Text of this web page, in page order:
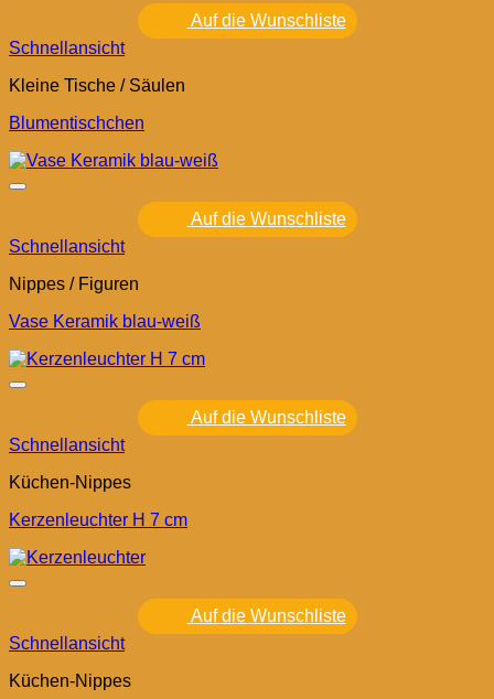
Auf die Wunschliste
Schnellansicht
Kleine Tische / Säulen
Blumentischchen
Auf die Wunschliste
Schnellansicht
Nippes / Figuren
Vase Keramik blau-weiß
Auf die Wunschliste
Schnellansicht
Küchen-Nippes
Kerzenleuchter H 7 cm
Auf die Wunschliste
Schnellansicht
Küchen-Nippes